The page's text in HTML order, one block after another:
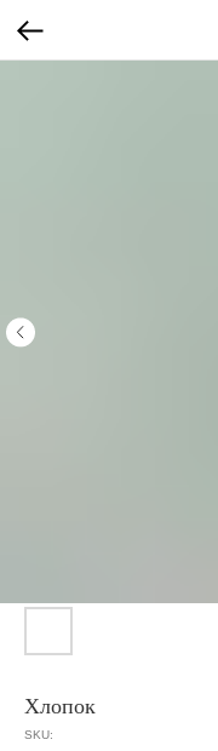
Хлопок
SKU: